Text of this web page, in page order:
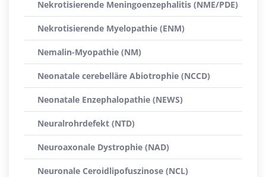
Nekrotisierende Meningoenzephalitis (NME/PDE)
Nekrotisierende Myelopathie (ENM)
Nemalin-Myopathie (NM)
Neonatale cerebelläre Abiotrophie (NCCD)
Neonatale Enzephalopathie (NEWS)
Neuralrohrdefekt (NTD)
Neuroaxonale Dystrophie (NAD)
Neuronale Ceroidlipofuszinose (NCL)